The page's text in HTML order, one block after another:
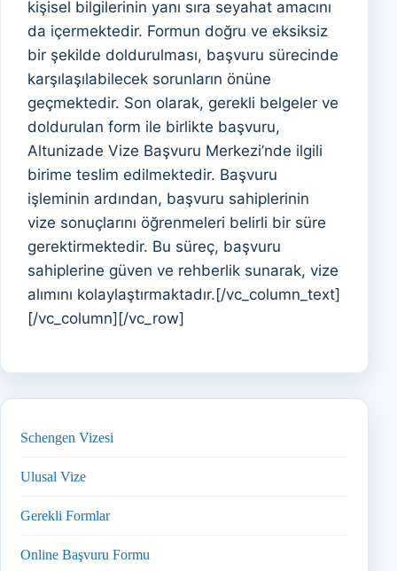
Schengen Vizesi
Ulusal Vize
Gerekli Formlar
Online Başvuru Formu
kişisel bilgilerinin yanı sıra seyahat amacını
da içermektedir. Formun doğru ve eksiksiz
bir şekilde doldurulması, başvuru sürecinde
karşılaşılabilecek sorunların önüne
geçmektedir. Son olarak, gerekli belgeler ve
doldurulan form ile birlikte başvuru,
Altunizade Vize Başvuru Merkezi’nde ilgili
birime teslim edilmektedir. Başvuru
işleminin ardından, başvuru sahiplerinin
vize sonuçlarını öğrenmeleri belirli bir süre
gerektirmektedir. Bu süreç, başvuru
sahiplerine güven ve rehberlik sunarak, vize
alımını kolaylaştırmaktadır.[/vc_column_text]
[/vc_column][/vc_row]